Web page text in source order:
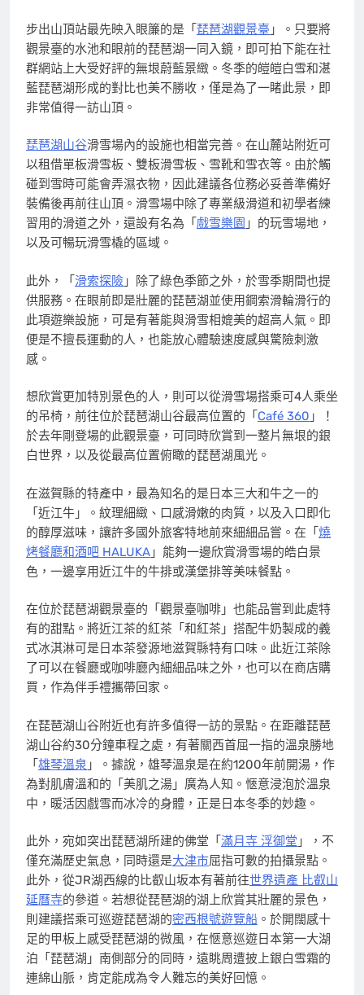
步出山頂站最先映入眼簾的是「 琵琶湖觀景臺 」。只要將
觀景臺的水池和眼前的琵琶湖一同入鏡，即可拍下能在社
群網站上大受好評的無垠蔚藍景緻。冬季的皚皚白雪和湛
藍琵琶湖形成的對比也美不勝收，僅是為了一睹此景，即
非常值得一訪山頂。
琵琶湖山谷滑雪場內的設施也相當完善。在山麓站附近可
以租借單板滑雪板、雙板滑雪板、雪靴和雪衣等。由於觸
碰到雪時可能會弄濕衣物，因此建議各位務必妥善準備好
裝備後再前往山頂。滑雪場中除了專業級滑道和初學者練
習用的滑道之外，還設有名為「 戲雪樂園 」的玩雪場地，
以及可暢玩滑雪橇的區域。
此外，「 滑索探險 」除了綠色季節之外，於雪季期間也提
供服務。在眼前即是壯麗的琵琶湖並使用鋼索滑輪滑行的
此項遊樂設施，可是有著能與滑雪相媲美的超高人氣。即
便是不擅長運動的人，也能放心體驗速度感與驚險刺激
感。
想欣賞更加特別景色的人，則可以從滑雪場搭乘可4人乘坐
的吊椅，前往位於琵琶湖山谷最高位置的「 Café 360 」！
於去年剛登場的此觀景臺，可同時欣賞到一整片無垠的銀
白世界，以及從最高位置俯瞰的琵琶湖風光。
在滋賀縣的特產中，最為知名的是日本三大和牛之一的
「近江牛」。紋理細緻、口感滑嫩的肉質，以及入口即化
的醇厚滋味，讓許多國外旅客特地前來細細品嘗。在「 燒
烤餐廳和酒吧 HALUKA 」能夠一邊欣賞滑雪場的皓白景
色，一邊享用近江牛的牛排或漢堡排等美味餐點。
在位於琵琶湖觀景臺的「觀景臺咖啡」也能品嘗到此處特
有的甜點。將近江茶的紅茶「和紅茶」搭配牛奶製成的義
式冰淇淋可是日本茶發源地滋賀縣特有口味。此近江茶除
了可以在餐廳或咖啡廳內細細品味之外，也可以在商店購
買，作為伴手禮攜帶回家。
在琵琶湖山谷附近也有許多值得一訪的景點。在距離琵琶
湖山谷約30分鐘車程之處，有著關西首屈一指的溫泉勝地
「 雄琴溫泉 」。據說，雄琴溫泉是在約1200年前開湯，作
為對肌膚溫和的「美肌之湯」廣為人知。愜意浸泡於溫泉
中，暖活因戲雪而冰冷的身體，正是日本冬季的妙趣。
此外，宛如突出琵琶湖所建的佛堂「 滿月寺 浮御堂 」，不
僅充滿歷史氣息，同時還是大津市屈指可數的拍攝景點。
此外，從JR湖西線的比叡山坂本有著前往世界遺產 比叡山
延曆寺的參道。若想從琵琶湖的湖上欣賞其壯麗的景色，
則建議搭乘可巡遊琵琶湖的密西根號遊覽船 。於開闊感十
足的甲板上感受琵琶湖的微風，在愜意巡遊日本第一大湖
泊「琵琶湖」南側部分的同時，遠眺周遭披上銀白雪霜的
連綿山脈，肯定能成為令人難忘的美好回憶。